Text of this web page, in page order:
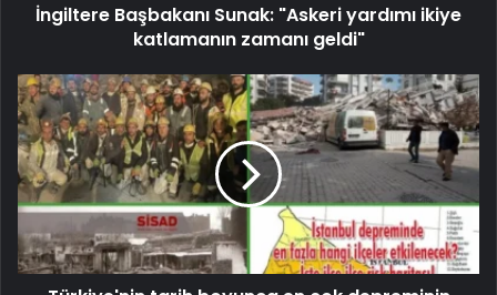
İngiltere Başbakanı Sunak: "Askeri yardımı ikiye
katlamanın zamanı geldi"